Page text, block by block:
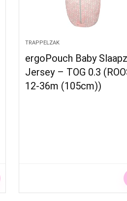
TRAPPELZAK
ergoPouch Baby
Jersey – TOG 0.3
12-36m (105cm))